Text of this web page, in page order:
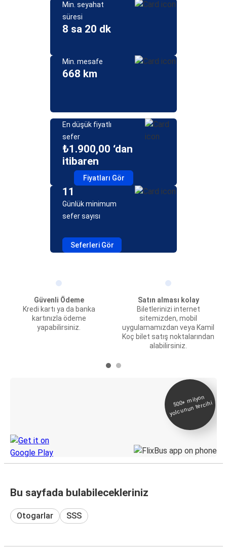
Min. seyahat
süresi
8 sa 20 dk
Min. mesafe
668 km
En düşük fiyatlı
sefer
₺1.900,00 ‘dan
itibaren
Fiyatları Gör
11
Günlük minimum
sefer sayısı
Seferleri Gör
Güvenli Ödeme
Kredi kartı ya da banka
kartınızla ödeme
yapabilirsiniz.
Satın alması kolay
Biletlerinizi internet
sitemizden, mobil
uygulamamızdan veya Kamil
Koç bilet satış noktalarından
alabilirsiniz.
500+
milyon
yolcunun tercihi
Bu sayfada bulabilecekleriniz
Otogarlar SSS